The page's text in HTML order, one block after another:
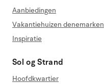
Aanbiedingen
Vakantiehuizen denemarken
Inspiratie
Sol og Strand
Hoofdkwartier